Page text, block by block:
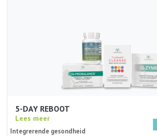
5-DAY REBOOT
Lees meer
Integrerende gesondheid